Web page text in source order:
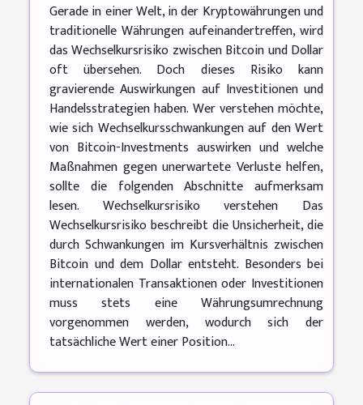
Gerade in einer Welt, in der Kryptowährungen und
traditionelle Währungen aufeinandertreffen, wird
das Wechselkursrisiko zwischen Bitcoin und Dollar
oft übersehen. Doch dieses Risiko kann
gravierende Auswirkungen auf Investitionen und
Handelsstrategien haben. Wer verstehen möchte,
wie sich Wechselkursschwankungen auf den Wert
von Bitcoin-Investments auswirken und welche
Maßnahmen gegen unerwartete Verluste helfen,
sollte die folgenden Abschnitte aufmerksam
lesen. Wechselkursrisiko verstehen Das
Wechselkursrisiko beschreibt die Unsicherheit, die
durch Schwankungen im Kursverhältnis zwischen
Bitcoin und dem Dollar entsteht. Besonders bei
internationalen Transaktionen oder Investitionen
muss stets eine Währungsumrechnung
vorgenommen werden, wodurch sich der
tatsächliche Wert einer Position...